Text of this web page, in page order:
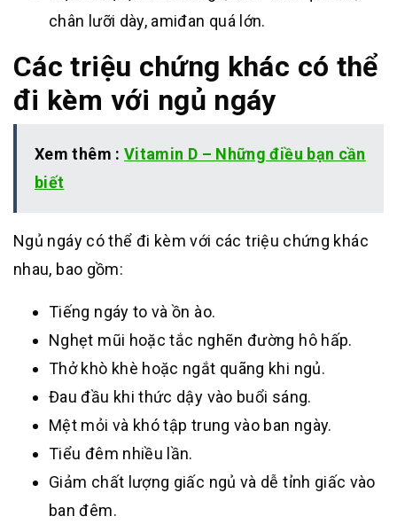
chân lưỡi dày, amiđan quá lớn.
Các triệu chứng khác có thể
đi kèm với ngủ ngáy
Xem thêm : Vitamin D – Những điều bạn cần
biết
Ngủ ngáy có thể đi kèm với các triệu chứng khác
nhau, bao gồm:
Tiếng ngáy to và ồn ào.
Nghẹt mũi hoặc tắc nghẽn đường hô hấp.
Thở khò khè hoặc ngắt quãng khi ngủ.
Đau đầu khi thức dậy vào buổi sáng.
Mệt mỏi và khó tập trung vào ban ngày.
Tiểu đêm nhiều lần.
Giảm chất lượng giấc ngủ và dễ tỉnh giấc vào
ban đêm.